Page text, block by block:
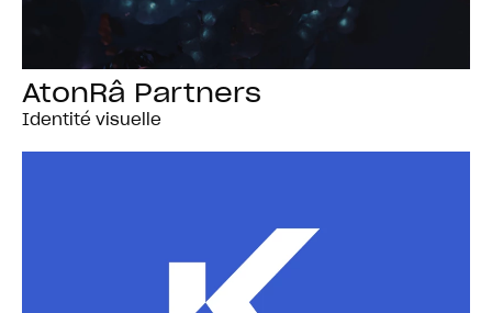
AtonRâ Partners
Identité visuelle